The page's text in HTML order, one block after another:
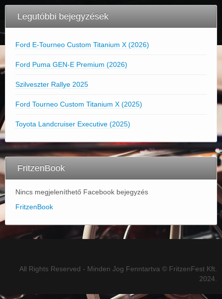
Legutóbbi bejegyzések
Ford E-Tourneo Custom Titanium X (2026)
Ford Puma GEN-E Premium (2026)
Szilveszter Rallye 2025
Ford Tourneo Custom Titanium X (2025)
Toyota Landcruiser Executive (2025)
FritzenBook
Nincs megjeleníthető Facebook bejegyzés
FritzenBook
All Rights Reserved - Minden Jog Fenntartva © FritzenFest Kft.
2024.